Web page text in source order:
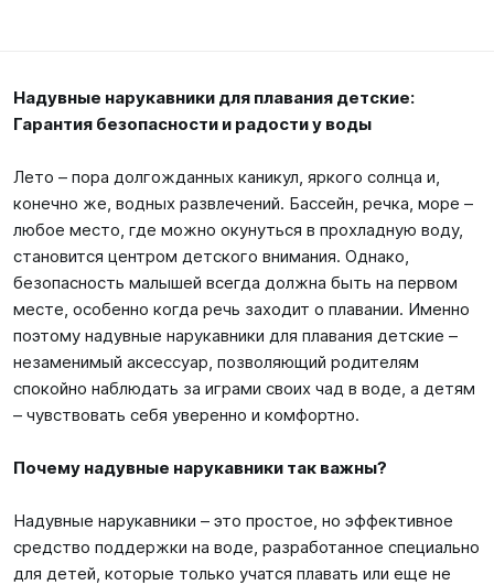
Надувные нарукавники для плавания детские:
Гарантия безопасности и радости у воды
Лето – пора долгожданных каникул, яркого солнца и,
конечно же, водных развлечений. Бассейн, речка, море –
любое место, где можно окунуться в прохладную воду,
становится центром детского внимания. Однако,
безопасность малышей всегда должна быть на первом
месте, особенно когда речь заходит о плавании. Именно
поэтому надувные нарукавники для плавания детские –
незаменимый аксессуар, позволяющий родителям
спокойно наблюдать за играми своих чад в воде, а детям
– чувствовать себя уверенно и комфортно.
Почему надувные нарукавники так важны?
Надувные нарукавники – это простое, но эффективное
средство поддержки на воде, разработанное специально
для детей, которые только учатся плавать или еще не